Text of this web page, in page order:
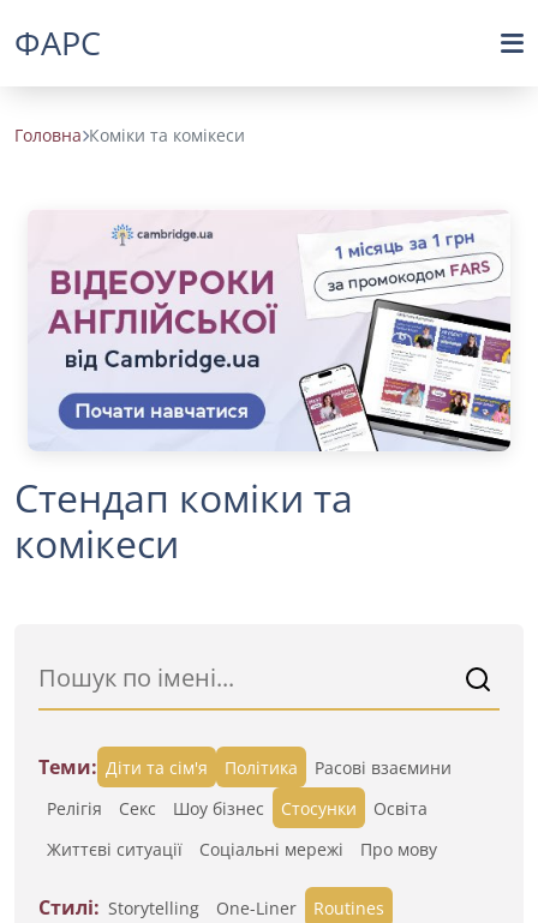
ФАРС
Головна Коміки та комікеси
Стендап коміки та
комікеси
Теми: Діти та сім'я Політика
Расові взаємини
Релігія
Секс Шоу бізнес Стосунки
Освіта
Життєві ситуації
Cоціальні мережі Про мову
Стилі: Storytelling One-Liner
Routines